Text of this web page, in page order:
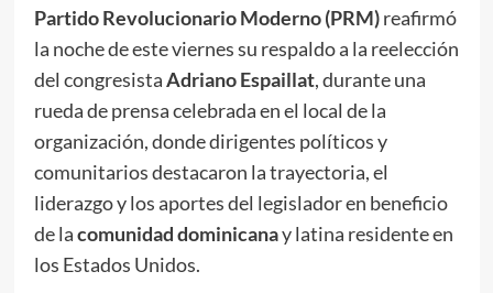
Partido Revolucionario Moderno (PRM)reafirmó
la noche de este viernes su respaldo a la reelección
del congresistaAdriano Espaillat, durante una
rueda de prensa celebrada en el local de la
organización, donde dirigentes políticos y
comunitarios destacaron la trayectoria, el
liderazgo y los aportes del legislador en beneficio
de lacomunidad dominicanay latina residente en
los Estados Unidos.